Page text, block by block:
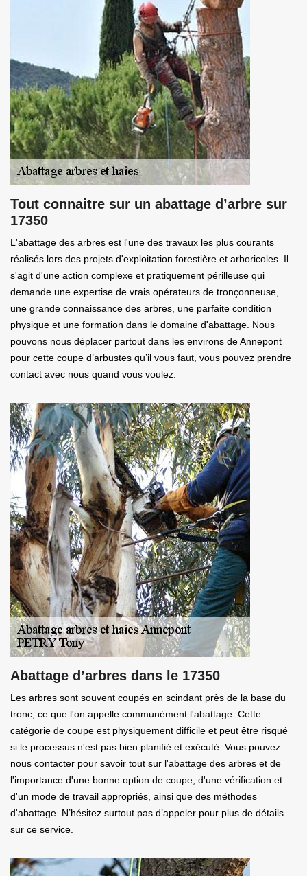
Tout connaitre sur un abattage d’arbre sur
17350
L'abattage des arbres est l'une des travaux les plus courants
réalisés lors des projets d'exploitation forestière et arboricoles. Il
s'agit d'une action complexe et pratiquement périlleuse qui
demande une expertise de vrais opérateurs de tronçonneuse,
une grande connaissance des arbres, une parfaite condition
physique et une formation dans le domaine d'abattage. Nous
pouvons nous déplacer partout dans les environs de Annepont
pour cette coupe d’arbustes qu’il vous faut, vous pouvez prendre
contact avec nous quand vous voulez.
Abattage d’arbres dans le 17350
Les arbres sont souvent coupés en scindant près de la base du
tronc, ce que l'on appelle communément l'abattage. Cette
catégorie de coupe est physiquement difficile et peut être risqué
si le processus n'est pas bien planifié et exécuté. Vous pouvez
nous contacter pour savoir tout sur l'abattage des arbres et de
l'importance d'une bonne option de coupe, d'une vérification et
d'un mode de travail appropriés, ainsi que des méthodes
d'abattage. N’hésitez surtout pas d’appeler pour plus de détails
sur ce service.